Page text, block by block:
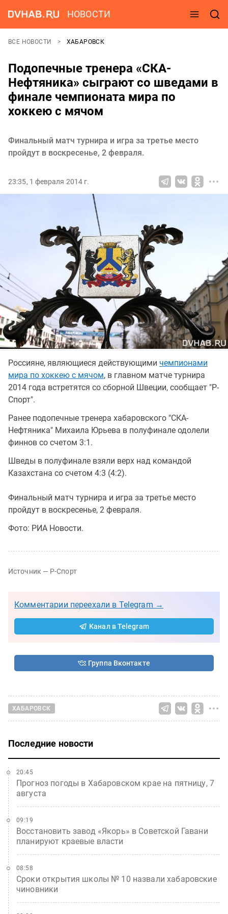
НОВОСТИ
ВСЕ НОВОСТИ ХАБАРОВСК
Подопечные тренера «СКА-
Нефтяника» сыграют со шведами в
финале чемпионата мира по
хоккею с мячом
Финальный матч турнира и игра за третье место
пройдут в воскресенье, 2 февраля.
23:35, 1 февраля 2014 г.
Россияне, являющиеся действующими чемпионами
мира по хоккею с мячом, в главном матче турнира
2014 года встретятся со сборной Швеции, сообщает "Р-
Спорт".
Ранее подопечные тренера хабаровского "СКА-
Нефтяника" Михаила Юрьева в полуфинале одолели
финнов со счетом 3:1.
Шведы в полуфинале взяли верх над командой
Казахстана со счетом 4:3 (4:2).
Финальный матч турнира и игра за третье место
пройдут в воскресенье, 2 февраля.
Фото: РИА Новости.
Источник — Р-Спорт
Комментарии переехали в Telegram →
Канал в Telegram
Группа Вконтакте
ХАБАРОВСК
Последние новости
Прогноз погоды в Хабаровском крае на пятницу, 7
августа
20:45
Восстановить завод «Якорь» в Советской Гавани
планируют краевые власти
09:19
Сроки открытия школы № 10 назвали хабаровские
чиновники
08:58